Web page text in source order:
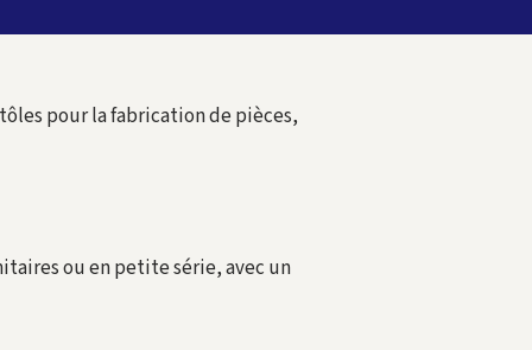
pour la fabrication de pièces,
ou en petite série, avec un